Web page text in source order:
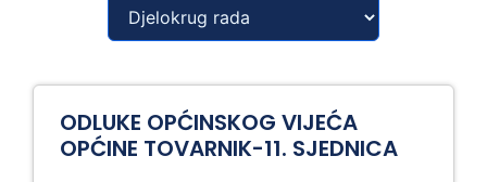
ODLUKE OPĆINSKOG VIJEĆA
OPĆINE TOVARNIK-11. SJEDNICA